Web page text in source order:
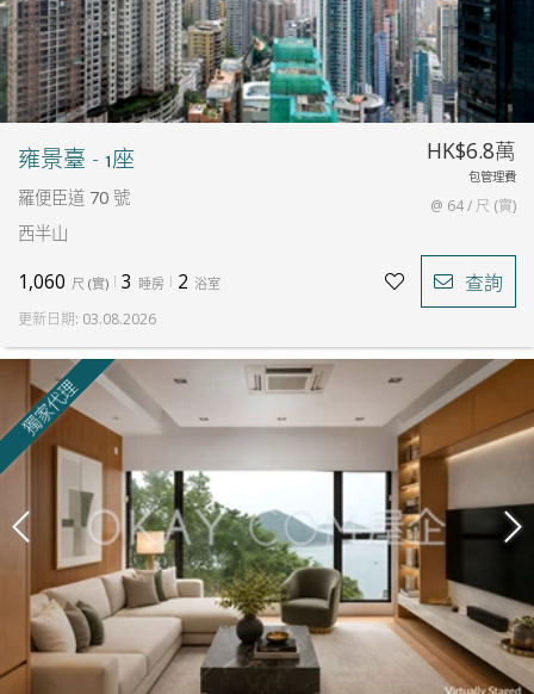
雍景臺 - 1座
羅便臣道 70 號
西半山
HK$6.8萬
包管理費
@ 64 / 尺 (實)
1,060 尺 (實) 3 睡房 2 浴室 查詢
更新日期: 03.08.2026
獨家代理